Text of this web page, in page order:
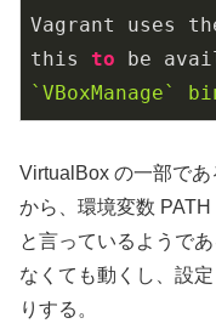
Vagrant uses
this to be
`VBoxManage`
VirtualBox の一部で
から、環境変数
と言っているようで
なくても動くし、設
りする。